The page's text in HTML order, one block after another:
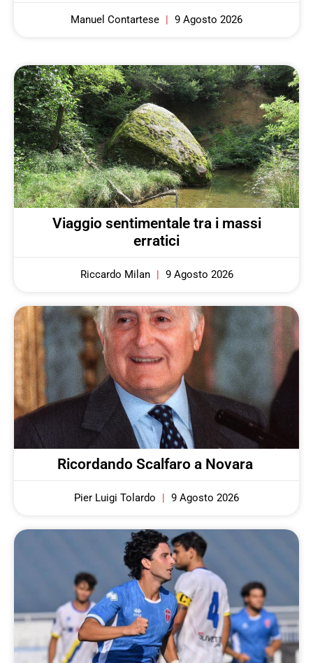
Manuel Contartese 9 Agosto 2026
Viaggio sentimentale tra i massi
erratici
Riccardo Milan 9 Agosto 2026
Ricordando Scalfaro a Novara
Pier Luigi Tolardo 9 Agosto 2026